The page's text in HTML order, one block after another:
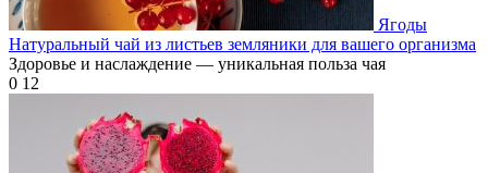
Ягоды
Натуральный чай из листьев земляники для вашего организма
Здоровье и наслаждение — уникальная польза чая
0 12